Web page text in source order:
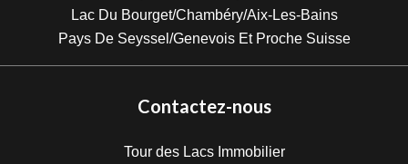
Lac Du Bourget/Chambéry/Aix-Les-Bains
Pays De Seyssel/Genevois Et Proche Suisse
Contactez-nous
Tour des Lacs Immobilier